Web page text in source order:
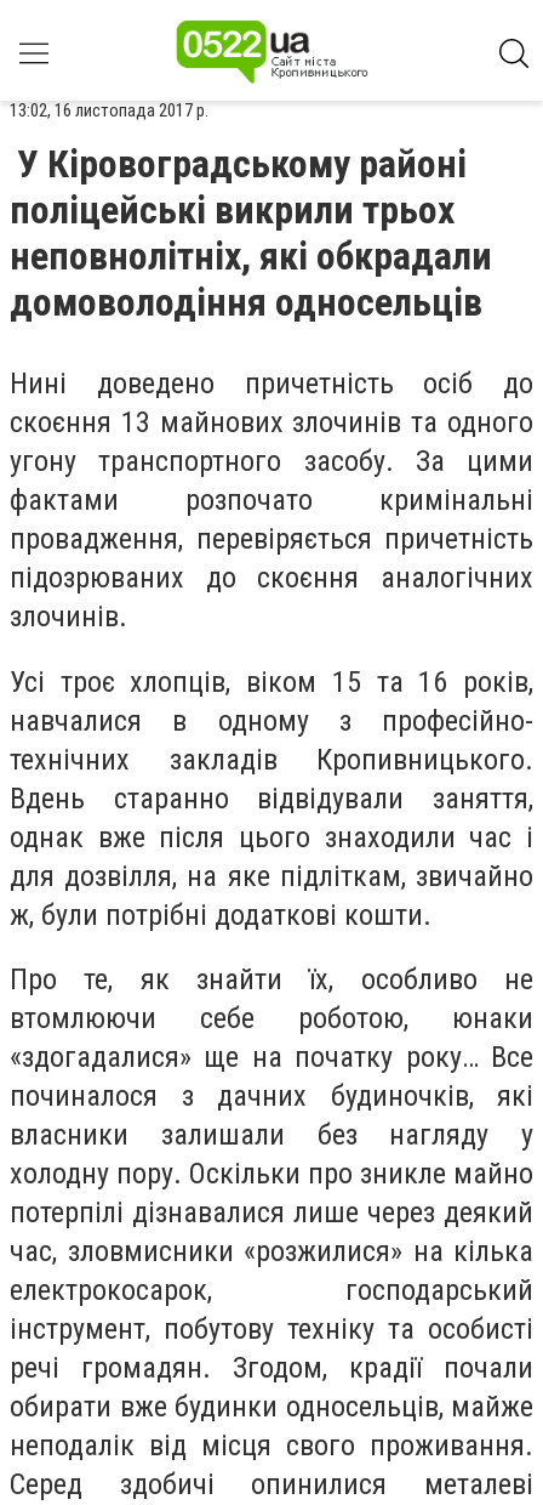
13:02, 16 листопада 2017 р.
У Кіровоградському районі
поліцейські викрили трьох
неповнолітніх, які обкрадали
домоволодіння односельців
Нині доведено причетність осіб до
скоєння 13 майнових злочинів та одного
угону транспортного засобу. За цими
фактами розпочато кримінальні
провадження, перевіряється причетність
підозрюваних до скоєння аналогічних
злочинів.
Усі троє хлопців, віком 15 та 16 років,
навчалися в одному з професійно-
технічних закладів Кропивницького.
Вдень старанно відвідували заняття,
однак вже після цього знаходили час і
для дозвілля, на яке підліткам, звичайно
ж, були потрібні додаткові кошти.
Про те, як знайти їх, особливо не
втомлюючи себе роботою, юнаки
«здогадалися» ще на початку року… Все
починалося з дачних будиночків, які
власники залишали без нагляду у
холодну пору. Оскільки про зникле майно
потерпілі дізнавалися лише через деякий
час, зловмисники «розжилися» на кілька
електрокосарок, господарський
інструмент, побутову техніку та особисті
речі громадян. Згодом, крадії почали
обирати вже будинки односельців, майже
неподалік від місця свого проживання.
Серед здобичі опинилися металеві